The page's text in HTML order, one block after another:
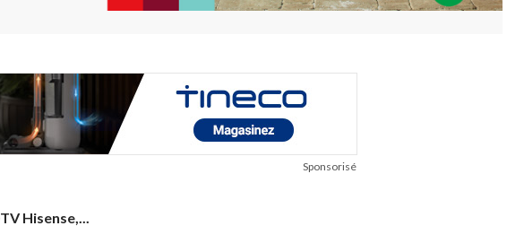
Sponsorisé
Hisense,...